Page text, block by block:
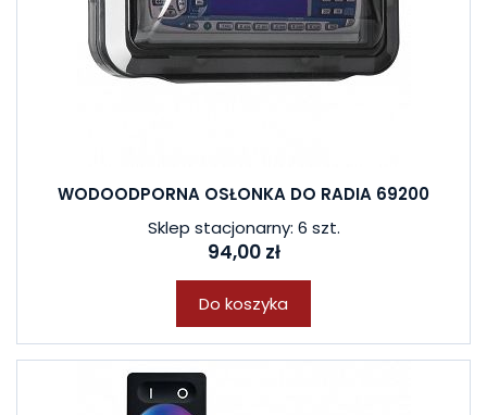
WODOODPORNA OSŁONKA DO RADIA 69200
Sklep stacjonarny: 6 szt.
94,00 zł
Do koszyka